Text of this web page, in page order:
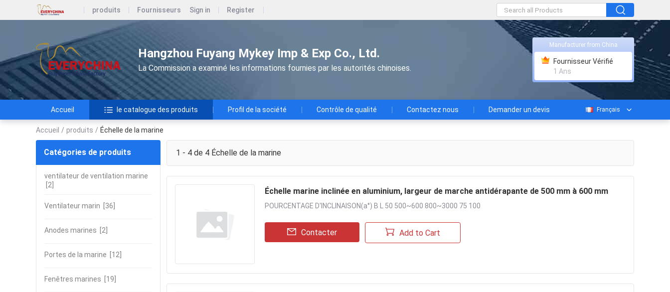
produits Fournisseurs Sign in Register
Hangzhou Fuyang Mykey Imp & Exp Co., Ltd.
La Commission a examiné les informations fournies par les autorités chinoises.
Manufacturer from China
Fournisseur Vérifié
1 Ans
Accueil le catalogue des produits Profil de la société Contrôle de qualité Contactez nous Demander un devis Français
Accueil / produits / Échelle de la marine
Catégories de produits
ventilateur de ventilation marine
[2]
Ventilateur marin [36]
Anodes marines [2]
Portes de la marine [12]
Fenêtres marines [19]
1 - 4 de 4 Échelle de la marine
Échelle marine inclinée en aluminium, largeur de marche antidérapante de 500 mm à 600 mm
POURCENTAGE D'INCLINAISON(a°) B L 50 500~600 800~3000 75 100
Contacter Add to Cart